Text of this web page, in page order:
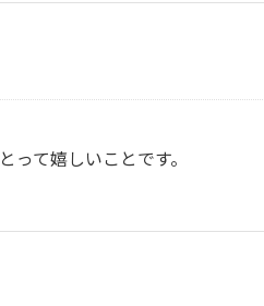
て嬉しいことです。